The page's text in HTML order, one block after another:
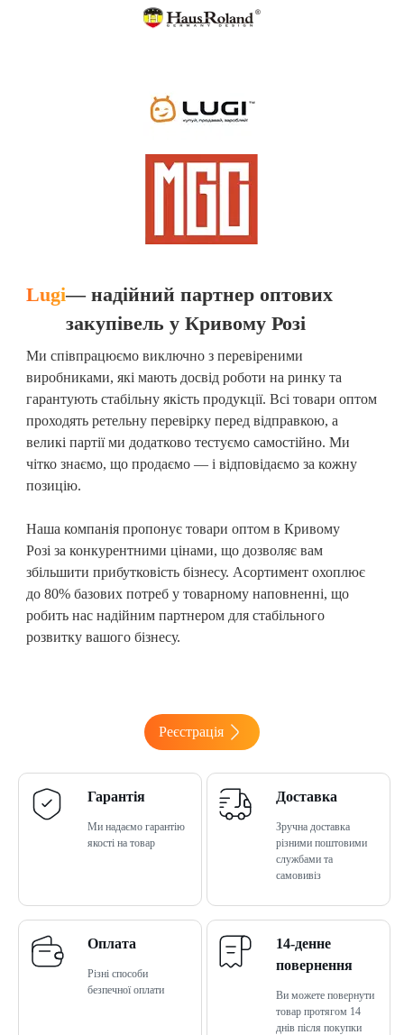
Lugi— надійний партнер оптових
закупівель у Кривому Розі
Ми співпрацюємо виключно з перевіреними
виробниками, які мають досвід роботи на ринку та
гарантують стабільну якість продукції. Всі товари оптом
проходять ретельну перевірку перед відправкою, а
великі партії ми додатково тестуємо самостійно. Ми
чітко знаємо, що продаємо — і відповідаємо за кожну
позицію.
Наша компанія пропонує товари оптом в Кривому
Розі за конкурентними цінами, що дозволяє вам
збільшити прибутковість бізнесу. Асортимент охоплює
до 80% базових потреб у товарному наповненні, що
робить нас надійним партнером для стабільного
розвитку вашого бізнесу.
Реєстрація
Гарантія
Ми надаємо гарантію
якості на товар
Доставка
Зручна доставка
різними поштовими
службами та
самовивіз
Оплата
Різні способи
безпечної оплати
14-денне
повернення
Ви можете повернути
товар протягом 14
днів після покупки